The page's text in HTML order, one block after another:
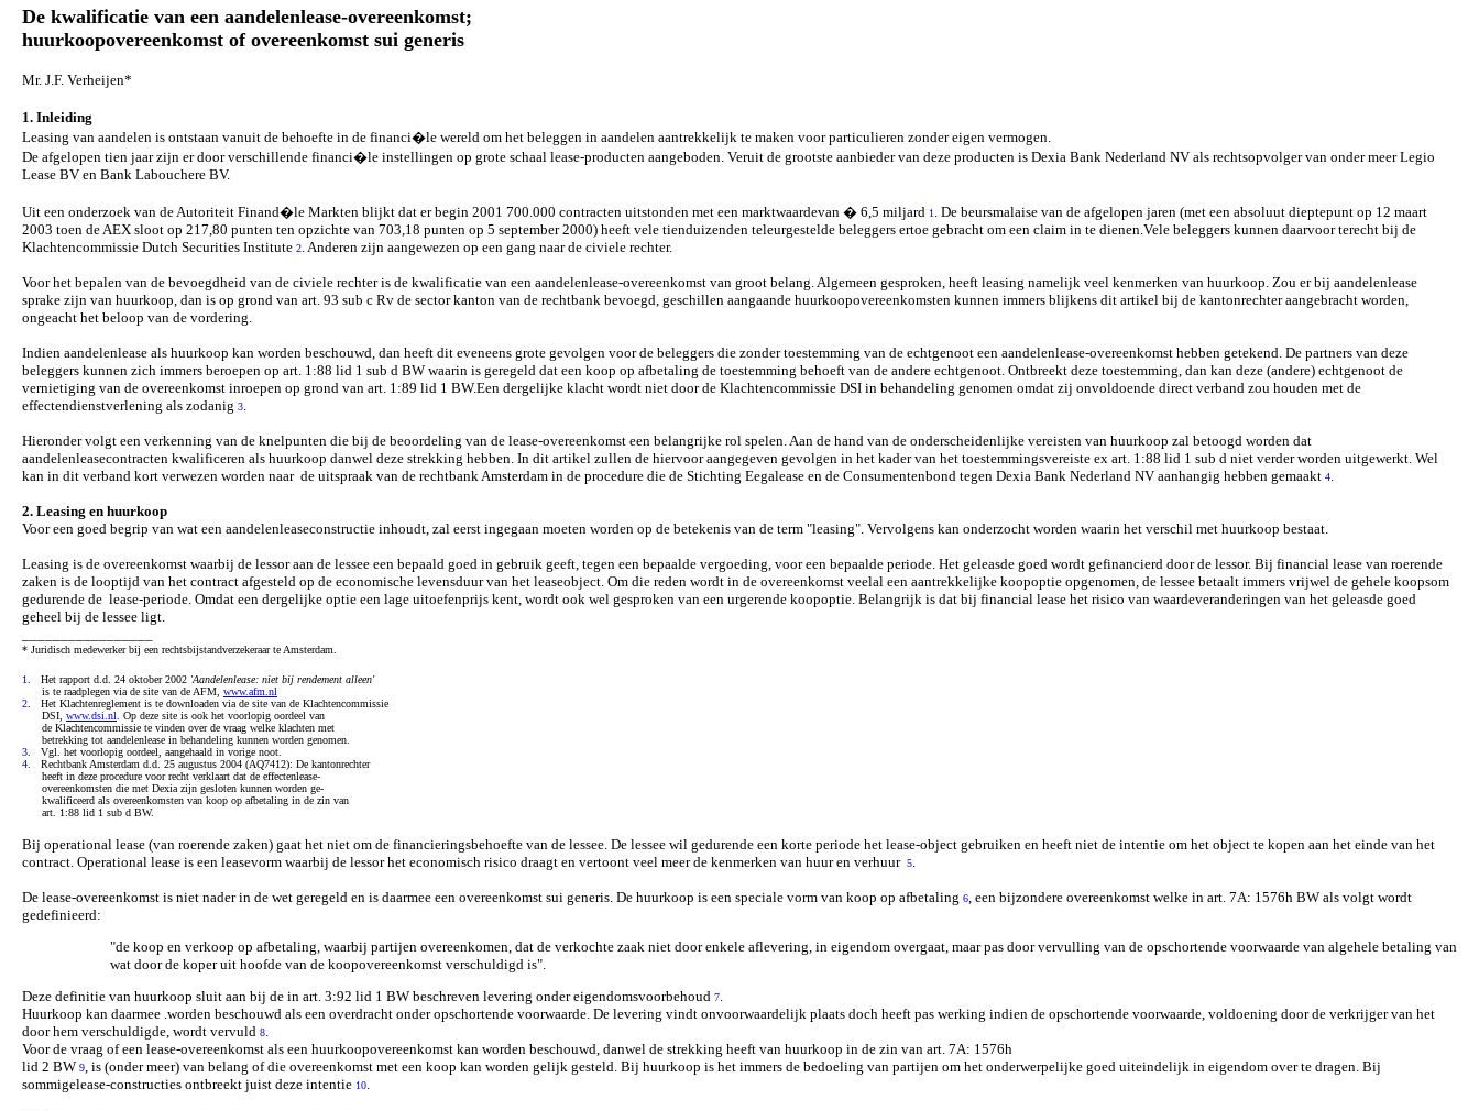
De kwalificatie van een aandelenlease-overeenkomst;
huurkoopovereenkomst of overeenkomst sui generis
Mr. J.F. Verheijen*
1. Inleiding
Leasing van aandelen is ontstaan vanuit de behoefte in de financi�le wereld om het beleggen in aandelen aantrekkelijk te maken voor particulieren zonder eigen vermogen.
De afgelopen tien jaar zijn er door verschillende financi�le instellingen op grote schaal lease-producten aangeboden. Veruit de grootste aanbieder van deze producten is Dexia Bank Nederland NV als rechtsopvolger van onder meer Legio
Lease BV en Bank Labouchere BV.
Uit een onderzoek van de Autoriteit Finand�le Markten blijkt dat er begin 2001 700.000 contracten uitstonden met een marktwaardevan � 6,5 miljard 1 . De beursmalaise van de afgelopen jaren (met een absoluut dieptepunt op 12 maart
2003 toen de AEX sloot op 217,80 punten ten opzichte van 703,18 punten op 5 september 2000) heeft vele tienduizenden teleurgestelde beleggers ertoe gebracht om een claim in te dienen.Vele beleggers kunnen daarvoor terecht bij de
Klachtencommissie Dutch Securities Institute 2. Anderen zijn aangewezen op een gang naar de civiele rechter.
Voor het bepalen van de bevoegdheid van de civiele rechter is de kwalificatie van een aandelenlease-overeenkomst van groot belang. Algemeen gesproken, heeft leasing namelijk veel kenmerken van huurkoop. Zou er bij aandelenlease
sprake zijn van huurkoop, dan is op grond van art. 93 sub c Rv de sector kanton van de rechtbank bevoegd, geschillen aangaande huurkoopovereenkomsten kunnen immers blijkens dit artikel bij de kantonrechter aangebracht worden,
ongeacht het beloop van de vordering.
Indien aandelenlease als huurkoop kan worden beschouwd, dan heeft dit eveneens grote gevolgen voor de beleggers die zonder toestemming van de echtgenoot een aandelenlease-overeenkomst hebben getekend. De partners van deze
beleggers kunnen zich immers beroepen op art. 1:88 lid 1 sub d BW waarin is geregeld dat een koop op afbetaling de toestemming behoeft van de andere echtgenoot. Ontbreekt deze toestemming, dan kan deze (andere) echtgenoot de
vernietiging van de overeenkomst inroepen op grond van art. 1:89 lid 1 BW.Een dergelijke klacht wordt niet door de Klachtencommissie DSI in behandeling genomen omdat zij onvoldoende direct verband zou houden met de
effectendienstverlening als zodanig 3.
Hieronder volgt een verkenning van de knelpunten die bij de beoordeling van de lease-overeenkomst een belangrijke rol spelen. Aan de hand van de onderscheidenlijke vereisten van huurkoop zal betoogd worden dat
aandelenleasecontracten kwalificeren als huurkoop danwel deze strekking hebben. In dit artikel zullen de hiervoor aangegeven gevolgen in het kader van het toestemmingsvereiste ex art. 1:88 lid 1 sub d niet verder worden uitgewerkt. Wel
kan in dit verband kort verwezen worden naar de uitspraak van de rechtbank Amsterdam in de procedure die de Stichting Eegalease en de Consumentenbond tegen Dexia Bank Nederland NV aanhangig hebben gemaakt 4.
2. Leasing en huurkoop
Voor een goed begrip van wat een aandelenleaseconstructie inhoudt, zal eerst ingegaan moeten worden op de betekenis van de term "leasing". Vervolgens kan onderzocht worden waarin het verschil met huurkoop bestaat.
Leasing is de overeenkomst waarbij de lessor aan de lessee een bepaald goed in gebruik geeft, tegen een bepaalde vergoeding, voor een bepaalde periode. Het geleasde goed wordt gefinancierd door de lessor. Bij financial lease van roerende
zaken is de looptijd van het contract afgesteld op de economische levensduur van het leaseobject. Om die reden wordt in de overeenkomst veelal een aantrekkelijke koopoptie opgenomen, de lessee betaalt immers vrijwel de gehele koopsom
gedurende de lease-periode. Omdat een dergelijke optie een lage uitoefenprijs kent, wordt ook wel gesproken van een urgerende koopoptie. Belangrijk is dat bij financial lease het risico van waardeveranderingen van het geleasde goed
geheel bij de lessee ligt.
* Juridisch medewerker bij een rechtsbijstandverzekeraar te Amsterdam.
1 . Het rapport d.d. 24 oktober 2002 'Aandelenlease: niet bij rendement alleen'
is te raadplegen via de site van de AFM, www.afm.nl
2 . Het Klachtenreglement is te downloaden via de site van de Klachtencommissie
DSI, www.dsi.nl . Op deze site is ook het voorlopig oordeel van
de Klachtencommissie te vinden over de vraag welke klachten met
betrekking tot aandelenlease in behandeling kunnen worden genomen.
3 . Vgl. het voorlopig oordeel, aangehaald in vorige noot.
4 . Rechtbank Amsterdam d.d. 25 augustus 2004 (AQ7412): De kantonrechter
heeft in deze procedure voor recht verklaart dat de effectenlease-
overeenkomsten die met Dexia zijn gesloten kunnen worden ge-
kwalificeerd als overeenkomsten van koop op afbetaling in de zin van
art. 1:88 lid 1 sub d BW.
Bij operational lease (van roerende zaken) gaat het niet om de financieringsbehoefte van de lessee. De lessee wil gedurende een korte periode het lease-object gebruiken en heeft niet de intentie om het object te kopen aan het einde van het
contract. Operational lease is een leasevorm waarbij de lessor het economisch risico draagt en vertoont veel meer de kenmerken van huur en verhuur 5.
De lease-overeenkomst is niet nader in de wet geregeld en is daarmee een overeenkomst sui generis. De huurkoop is een speciale vorm van koop op afbetaling 6, een bijzondere overeenkomst welke in art. 7A: 1576h BW als volgt wordt
gedefinieerd:
"de koop en verkoop op afbetaling, waarbij partijen overeenkomen, dat de verkochte zaak niet door enkele aflevering, in eigendom overgaat, maar pas door vervulling van de opschortende voorwaarde van algehele betaling van
wat door de koper uit hoofde van de koopovereenkomst verschuldigd is".
Deze definitie van huurkoop sluit aan bij de in art. 3:92 lid 1 BW beschreven levering onder eigendomsvoorbehoud 7.
Huurkoop kan daarmee .worden beschouwd als een overdracht onder opschortende voorwaarde. De levering vindt onvoorwaardelijk plaats doch heeft pas werking indien de opschortende voorwaarde, voldoening door de verkrijger van het
door hem verschuldigde, wordt vervuld 8.
Voor de vraag of een lease-overeenkomst als een huurkoopovereenkomst kan worden beschouwd, danwel de strekking heeft van huurkoop in de zin van art. 7A: 1576h
lid 2 BW 9, is (onder meer) van belang of die overeenkomst met een koop kan worden gelijk gesteld. Bij huurkoop is het immers de bedoeling van partijen om het onderwerpelijke goed uiteindelijk in eigendom over te dragen. Bij
sommigelease-constructies ontbreekt juist deze intentie 10.